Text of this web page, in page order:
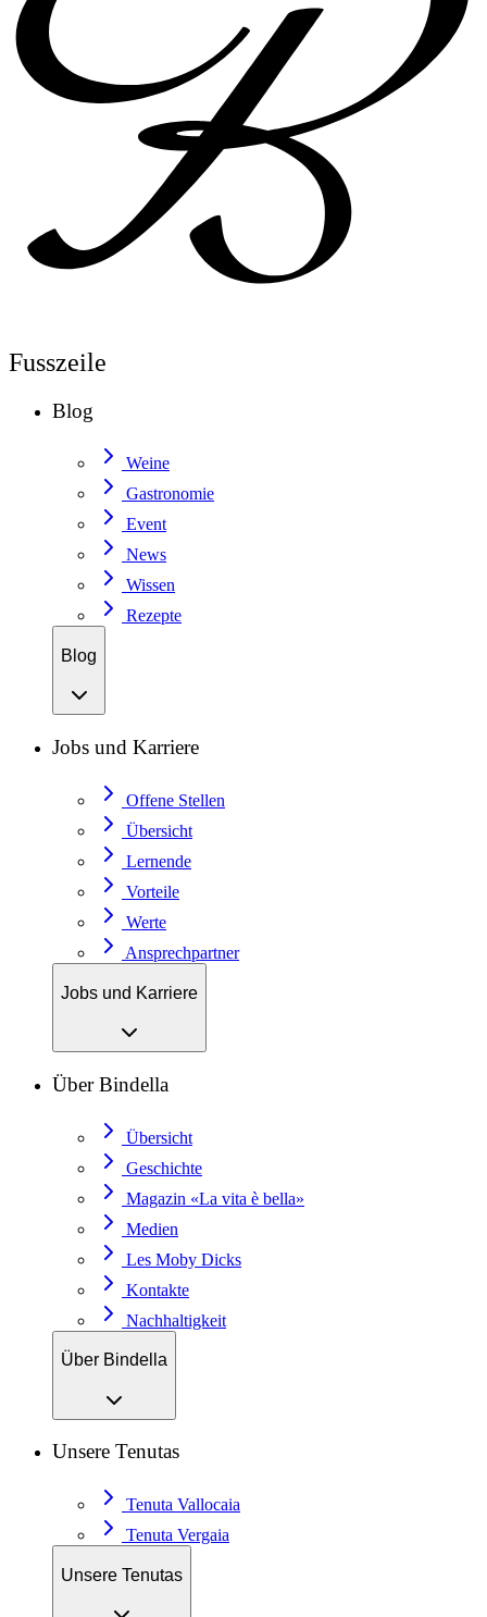
Fusszeile
Blog
Weine
Gastronomie
Event
News
Wissen
Rezepte
Blog
Jobs und Karriere
Offene Stellen
Übersicht
Lernende
Vorteile
Werte
Ansprechpartner
Jobs und Karriere
Über Bindella
Übersicht
Geschichte
Magazin «La vita è bella»
Medien
Les Moby Dicks
Kontakte
Nachhaltigkeit
Über Bindella
Unsere Tenutas
Tenuta Vallocaia
Tenuta Vergaia
Unsere Tenutas